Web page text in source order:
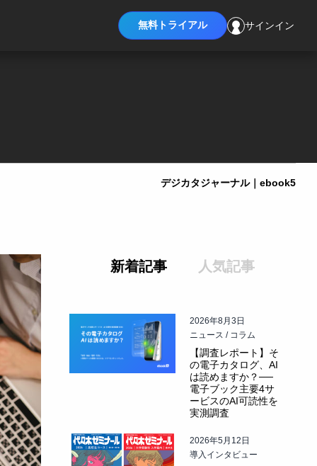
無料トライアル サインイン
デジカタジャーナル｜ebook5
新着記事 人気記事
2026年8月3日
ニュース / コラム
【調査レポート】そ
の電子カタログ、AI
は読めますか？──
電子ブック主要4サ
ービスのAI可読性を
実測調査
2026年5月12日
導入インタビュー